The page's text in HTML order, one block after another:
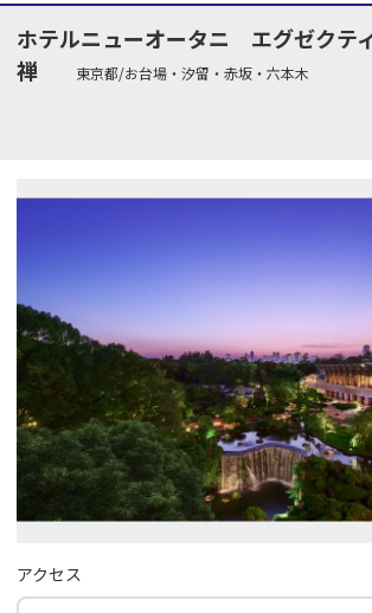
ホテルニューオータニ エグゼクテ
禅
東京都/お台場・汐留・赤坂・六本木
アクセス